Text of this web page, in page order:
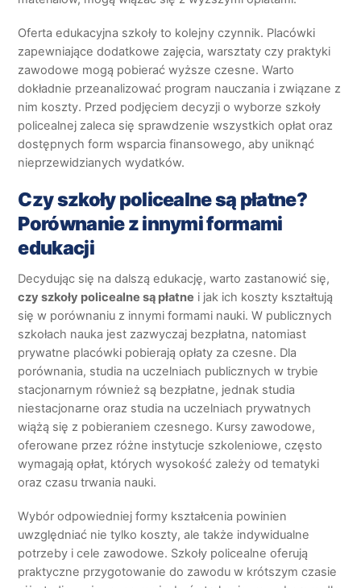
Oferta edukacyjna szkoły to kolejny czynnik. Placówki
zapewniające dodatkowe zajęcia, warsztaty czy praktyki
zawodowe mogą pobierać wyższe czesne. Warto
dokładnie przeanalizować program nauczania i związane z
nim koszty. Przed podjęciem decyzji o wyborze szkoły
policealnej zaleca się sprawdzenie wszystkich opłat oraz
dostępnych form wsparcia finansowego, aby uniknąć
nieprzewidzianych wydatków.
Czy szkoły policealne są płatne?
Porównanie z innymi formami
edukacji
Decydując się na dalszą edukację, warto zastanowić się,
czy szkoły policealne są płatne i jak ich koszty kształtują
się w porównaniu z innymi formami nauki. W publicznych
szkołach nauka jest zazwyczaj bezpłatna, natomiast
prywatne placówki pobierają opłaty za czesne. Dla
porównania, studia na uczelniach publicznych w trybie
stacjonarnym również są bezpłatne, jednak studia
niestacjonarne oraz studia na uczelniach prywatnych
wiążą się z pobieraniem czesnego. Kursy zawodowe,
oferowane przez różne instytucje szkoleniowe, często
wymagają opłat, których wysokość zależy od tematyki
oraz czasu trwania nauki.
Wybór odpowiedniej formy kształcenia powinien
uwzględniać nie tylko koszty, ale także indywidualne
potrzeby i cele zawodowe. Szkoły policealne oferują
praktyczne przygotowanie do zawodu w krótszym czasie